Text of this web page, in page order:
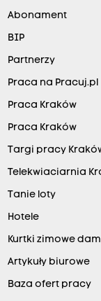
Abonament
BIP
Partnerzy
Praca na Pracuj.pl
Praca Kraków
Praca Kraków
Targi pracy
Telekwiaciarnia
Tanie loty
Hotele
Kurtki zimowe
Artykuły biurowe
Baza ofert pracy